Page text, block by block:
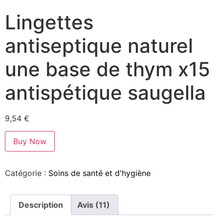
Lingettes
antiseptique naturel
une base de thym x15
antispétique saugella
9,54 €
Buy Now
Catégorie : Soins de santé et d'hygiène
Description Avis (11)